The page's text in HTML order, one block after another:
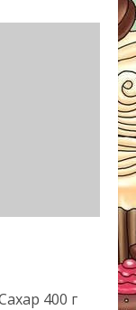
400 г